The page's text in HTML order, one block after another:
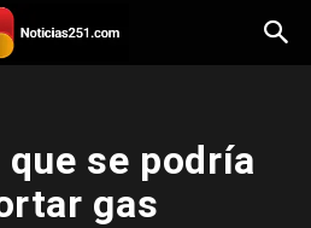
se podría
gas